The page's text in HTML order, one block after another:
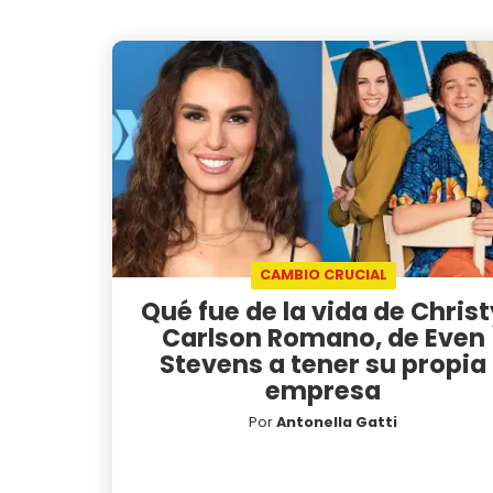
CAMBIO CRUCIAL
Qué fue de la vida de
Carlson Romano, de Even
Stevens a tener su propia
empresa
PorAntonella Gatti